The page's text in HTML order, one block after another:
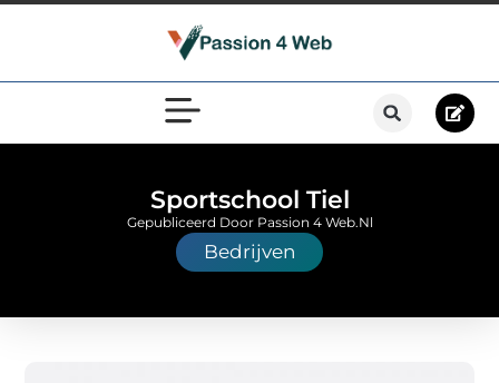
Sportschool Tiel
Bedrijven
Gepubliceerd Door Passion 4 Web.nl